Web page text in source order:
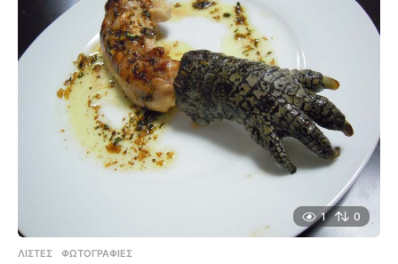
1 0
ΛΊΣΤΕΣ ,ΦΩΤΟΓΡΑΦΊΕΣ